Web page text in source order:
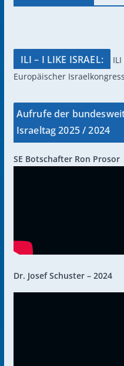
ILI – I LIKE ISRAEL:
Europäischer
Aufrufe der
Israeltag 2025 / 2024
SE Botschafter Ron Prosor
Dr. Josef Schuster – 2024